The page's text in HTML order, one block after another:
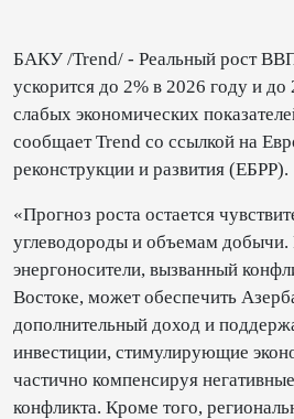
БАКУ /Trend/ - Реальный рост
ускорится до 2% в 2026 году и до
слабых экономических
сообщает Trend со ссылкой на
реконструкции и развития (ЕБРР).
«Прогноз роста остается
углеводороды и объемам добычи.
энергоносители, вызванный
Востоке, может обеспечить
дополнительный доход и
инвестиции, стимулирующие
частично компенсируя
конфликта. Кроме того,